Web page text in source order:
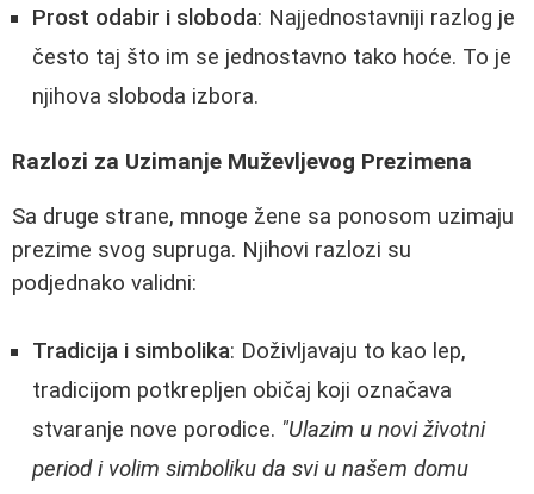
Prost odabir i sloboda: Najjednostavniji razlog je
često taj što im se jednostavno tako hoće. To je
njihova sloboda izbora.
Razlozi za Uzimanje Muževljevog Prezimena
Sa druge strane, mnoge žene sa ponosom uzimaju
prezime svog supruga. Njihovi razlozi su
podjednako validni:
Tradicija i simbolika: Doživljavaju to kao lep,
tradicijom potkrepljen običaj koji označava
stvaranje nove porodice. "Ulazim u novi životni
period i volim simboliku da svi u našem domu